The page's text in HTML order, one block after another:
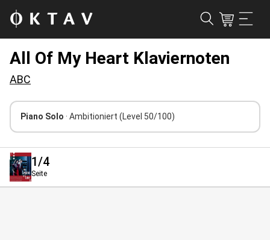
All Of My Heart Klaviernoten
ABC
Piano Solo · Ambitioniert (Level 50/100)
1/4
Seite